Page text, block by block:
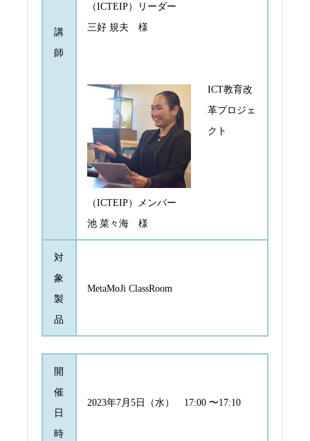
講
師
（ICTEIP）リーダー
三好 規夫 様
ICT教育改
革プロジェ
クト
（ICTEIP）メンバー
池 菜々海 様
対
象
製
品
MetaMoJi ClassRoom
開
催
日
時
2023年7月5日（水） 17:00 〜17:10